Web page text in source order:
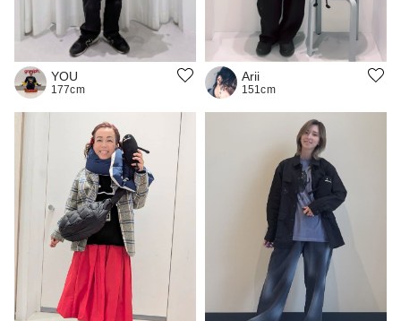
YOU
177cm
Arii
151cm